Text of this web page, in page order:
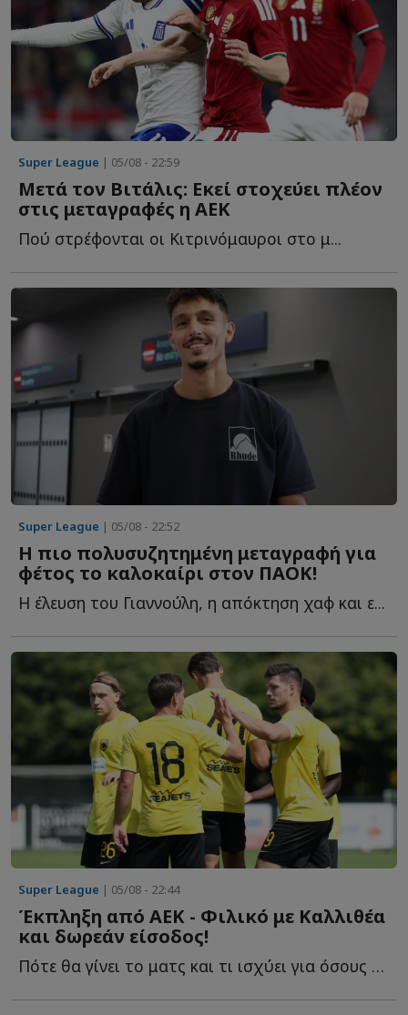
Super League | 05/08 - 22:59
Μετά τον Βιτάλις: Εκεί στοχεύει πλέον
στις μεταγραφές η ΑΕΚ
Πού στρέφονται οι Κιτρινόμαυροι στο μ...
Super League | 05/08 - 22:52
Η πιο πολυσυζητημένη μεταγραφή για
φέτος το καλοκαίρι στον ΠΑΟΚ!
Η έλευση του Γιαννούλη, η απόκτηση χαφ και ε...
Super League | 05/08 - 22:44
Έκπληξη από ΑΕΚ - Φιλικό με Καλλιθέα
και δωρεάν είσοδος!
Πότε θα γίνει το ματς και τι ισχύει για όσους π...